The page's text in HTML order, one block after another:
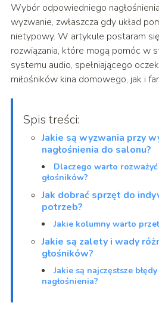
Wybór odpowiedniego
wyzwanie, zwłaszcza gdy układ
nietypowy. W artykule postaram
rozwiązania, które mogą pomóc w
systemu audio, spełniającego
miłośników kina domowego, jak i
Spis treści:
Jakie są wyzwania przy
nagłośnienia do salonu?
Dlaczego warto
głośników?
Jak dobrać sprzęt do
potrzeb?
Jakie kolumny warto
Jakie są zalety i wady
głośników?
Jakie są najczęstsze
nagłośnienia?